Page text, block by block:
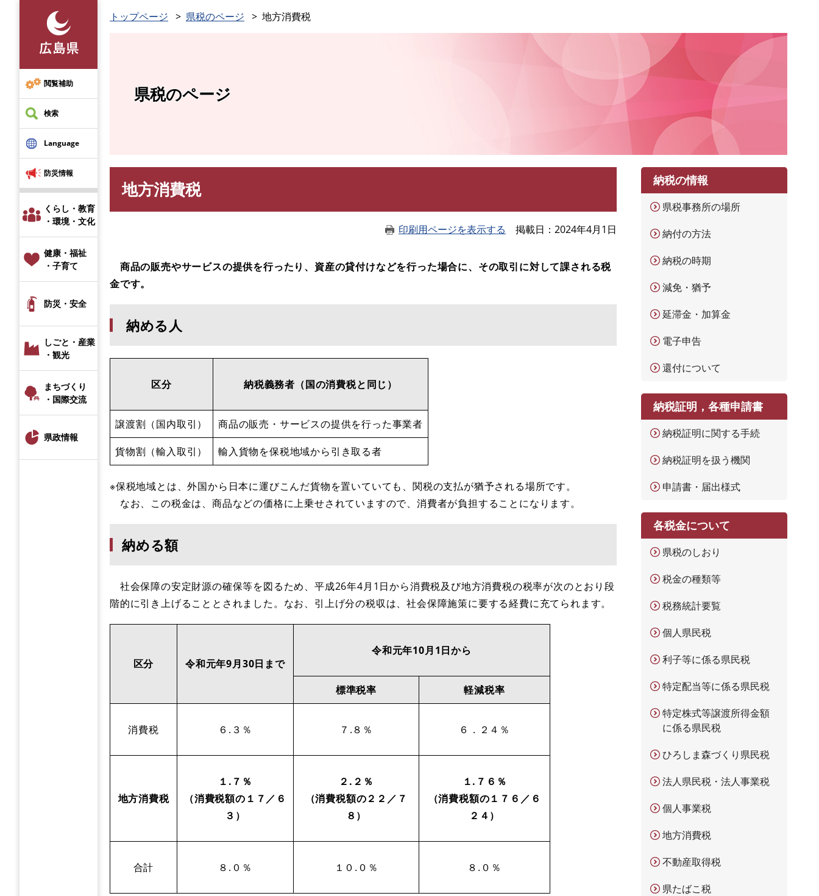
先
頭
で
す
閲覧補助
検索
Language
防災情報
くらし・教育
・環境・文化
健康・福祉
・子育て
防災・安全
しごと・産業
・観光
まちづくり
・国際交流
県政情報
トップページ 県税のページ 地方消費税
県税のページ
地方消費税
印刷用ページを表示する 掲載日 2024年4月1日
商品の販売やサービスの提供を行ったり、資産の貸付けなどを行った場合に、その取引に対して課される税
金です。
納める人
区分 納税義務者（国の消費税と同じ）
譲渡割（国内取引） 商品の販売・サービスの提供を行った事業者
貨物割（輸入取引） 輸入貨物を保税地域から引き取る者
※保税地域とは、外国から日本に運びこんだ貨物を置いていても、関税の支払が猶予される場所です。
なお、この税金は、商品などの価格に上乗せされていますので、消費者が負担することになります。
納める額
社会保障の安定財源の確保等を図るため、平成26年4月1日から消費税及び地方消費税の税率が次のとおり段
階的に引き上げることとされました。なお、引上げ分の税収は、社会保障施策に要する経費に充てられます。
区分 令和元年9月30日まで
令和元年10月1日から
標準税率 軽減税率
消費税 ６.３％ ７.８％ ６．２４％
地方消費税
１.７％
（消費税額の１７／６
３）
２.２％
（消費税額の２２／７
８）
１.７６％
（消費税額の１７６／６
２４）
合計 ８.０％ １０.０％ ８.０％
納税の情報
県税事務所の場所
納付の方法
納税の時期
減免・猶予
延滞金・加算金
電子申告
還付について
納税証明，各種申請書
納税証明に関する手続
納税証明を扱う機関
申請書・届出様式
各税金について
県税のしおり
税金の種類等
税務統計要覧
個人県民税
利子等に係る県民税
特定配当等に係る県民税
特定株式等譲渡所得金額
に係る県民税
ひろしま森づくり県民税
法人県民税・法人事業税
個人事業税
地方消費税
不動産取得税
県たばこ税